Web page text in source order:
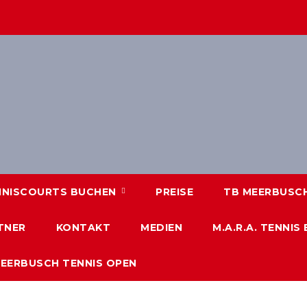
BUCHEN PREISE TB
KONTAKT MEDIEN M.A.R.A. TENNIS
TENNIS OPEN